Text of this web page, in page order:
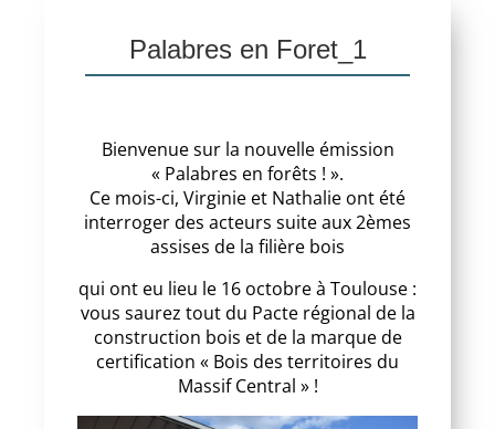
Palabres en Foret_1
Bienvenue sur la nouvelle émission
« Palabres en forêts ! ».
Ce mois-ci, Virginie et Nathalie ont été
interroger des acteurs suite aux 2èmes
assises de la filière bois
qui ont eu lieu le 16 octobre à Toulouse :
vous saurez tout du Pacte régional de la
construction bois et de la marque de
certification « Bois des territoires du
Massif Central » !